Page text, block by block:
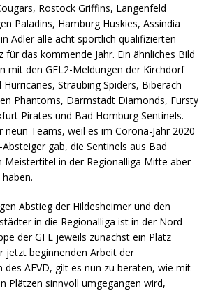
Rostock Griffins, Langenfeld
Paladins, Hamburg Huskies, Assindia
Adler alle acht sportlich qualifizierten
für das kommende Jahr. Ein ähnliches Bild
mit den GFL2-Meldungen der Kirchdorf
Hurricanes, Straubing Spiders, Biberach
Phantoms, Darmstadt Diamonds, Fursty
Pirates und Bad Homburg Sentinels.
neun Teams, weil es im Corona-Jahr 2020
gab, die Sentinels aus Bad
Meistertitel in der Regionalliga Mitte aber
Abstieg der Hildesheimer und den
in die Regionalliga ist in der Nord-
der GFL jeweils zunächst ein Platz
jetzt beginnenden Arbeit der
des AFVD, gilt es nun zu beraten, wie mit
Plätzen sinnvoll umgegangen wird,